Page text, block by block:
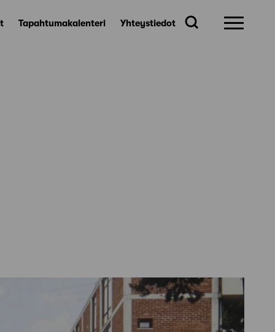
Tapahtumakalenteri Yhteystiedot